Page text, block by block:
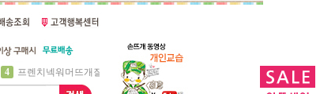
5
비니방울모자 동영상
6
꽈배기목도리